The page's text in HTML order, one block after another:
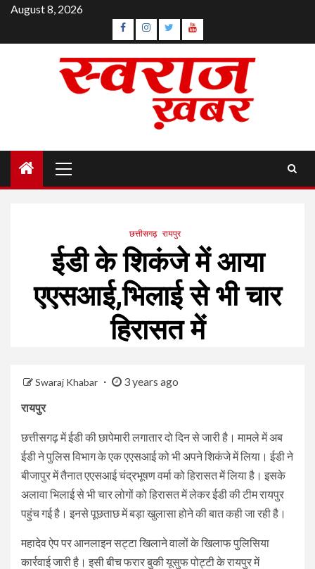
Skip
content
August 8, 2026
Facebook
Instagram
TwitterYouTube
Menu
छत्तीसगढ़ रायपुर
ईडी के शिकंजे में आया
एएसआई,भिलाई से भी चार
हिरासत में
Swaraj Khabar
3 years ago
रायपुर
छत्तीसगढ़ में ईडी की छापेमारी लगातार दो दिन से जारी है। मामले में अब
ईडी ने पुलिस विभाग के एक एएसआई को भी अपने शिकंजे में लिया। ईडी ने
बीजापुर में तैनात एएसआई चंद्रभूषण वर्मा को हिरासत में लिया है। इसके
अलावा भिलाई से भी चार लोगों को हिरासत में लेकर ईडी की टीम रायपुर
पहुंच गई है। इनसे पूछताछ में बड़ा खुलासा होने की बात कही जा रही है।
महादेव ऐप पर आनलाइन सट्टा खिलाने वालों के खिलाफ पुलिसिया
कार्रवाई जारी है। इसी बीच फरार बुकी यूसुफ पोट्टी के रायपुर में